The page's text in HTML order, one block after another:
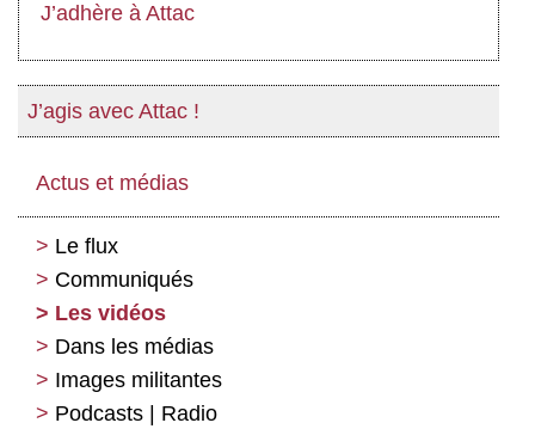
J’adhère à Attac
J’agis avec Attac !
Actus et médias
Le flux
Communiqués
Les vidéos
Dans les médias
Images militantes
Podcasts | Radio